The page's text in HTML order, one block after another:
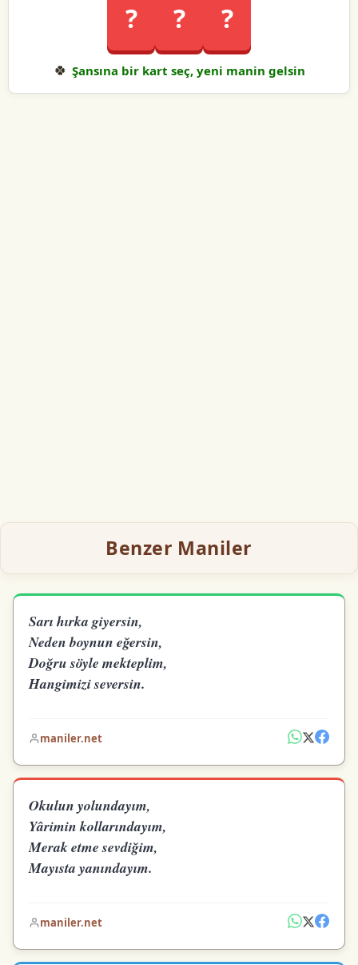
? ? ?
🍀 Şansına bir kart seç, yeni manin gelsin
Benzer Maniler
Sarı hırka giyersin,
Neden boynun eğersin,
Doğru söyle mekteplim,
Hangimizi seversin.
maniler.net
Okulun yolundayım,
Yârimin kollarındayım,
Merak etme sevdiğim,
Mayısta yanındayım.
maniler.net